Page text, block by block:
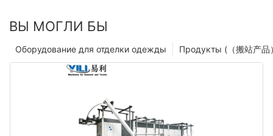
ВЫ МОГЛИ БЫ
Продукты (（搬站产品
Оборудование для отделки одежды